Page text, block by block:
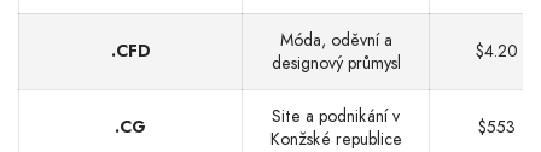
.CFD
Móda, oděvní a
designový průmysl
$4.20
.CG
Site a podnikání v
Konžské republice
$553